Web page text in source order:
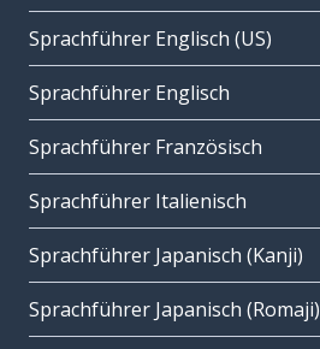
Sprachführer Englisch (US)
Sprachführer Englisch
Sprachführer Französisch
Sprachführer Italienisch
Sprachführer Japanisch (Kanji)
Sprachführer Japanisch (Romaji)